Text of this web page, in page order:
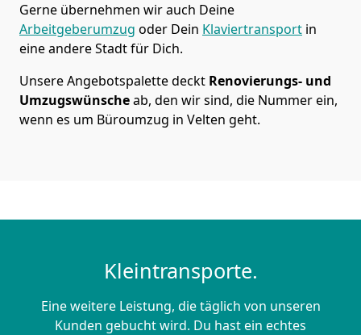
Gerne übernehmen wir auch Deine
Arbeitgeberumzug oder Dein Klaviertransport in
eine andere Stadt für Dich.
Unsere Angebotspalette deckt Renovierungs- und
Umzugswünscheab, den wir sind, die Nummer ein,
wenn es um Büroumzug in Velten geht.
Kleintransporte.
Eine weitere Leistung, die täglich von unseren
Kunden gebucht wird. Du hast ein echtes